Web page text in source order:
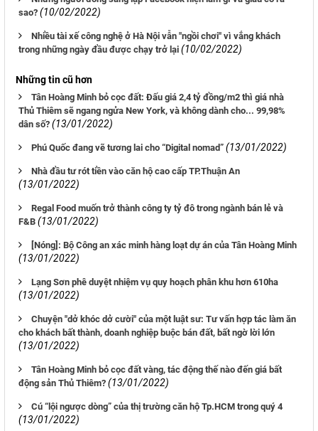
sao? (10/02/2022)
Nhiều tài xế công nghệ ở Hà Nội vẫn "ngồi chơi" vì vắng khách
trong những ngày đầu được chạy trở lại (10/02/2022)
Những tin cũ hơn
Tân Hoàng Minh bỏ cọc đất: Đấu giá 2,4 tỷ đồng/m2 thì giá nhà
Thủ Thiêm sẽ ngang ngửa New York, và không dành cho... 99,98%
dân số? (13/01/2022)
Phú Quốc đang vẽ tương lai cho “Digital nomad” (13/01/2022)
Nhà đầu tư rót tiền vào căn hộ cao cấp TP.Thuận An
(13/01/2022)
Regal Food muốn trở thành công ty tỷ đô trong ngành bán lẻ và
F&B (13/01/2022)
[Nóng]: Bộ Công an xác minh hàng loạt dự án của Tân Hoàng Minh
(13/01/2022)
Lạng Sơn phê duyệt nhiệm vụ quy hoạch phân khu hơn 610ha
(13/01/2022)
Chuyện "dở khóc dở cười" của một luật sư: Tư vấn hợp tác làm ăn
cho khách bất thành, doanh nghiệp buộc bán đất, bất ngờ lời lớn
(13/01/2022)
Tân Hoàng Minh bỏ cọc đất vàng, tác động thế nào đến giá bất
động sản Thủ Thiêm? (13/01/2022)
Cú “lội ngược dòng” của thị trường căn hộ Tp.HCM trong quý 4
(13/01/2022)